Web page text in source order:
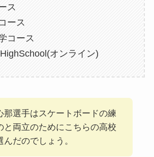
ス
ース
コース
オンライン)
那選手はスケートボードの練
と両立のためにこちらの高校
んだのでしょう。